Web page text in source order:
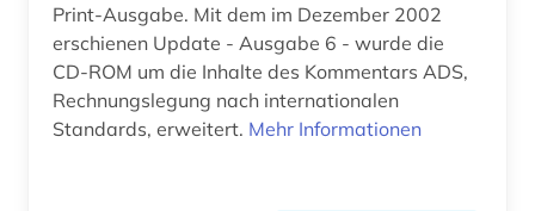
bundesregierung (1)
bundesrepublik deutschland (1)
bundesrichtergesetz (1)
Print-Ausgabe. Mit dem im Dezember 2002
erschienen Update - Ausgabe 6 - wurde die
CD-ROM um die Inhalte des Kommentars ADS,
Rechnungslegung nach internationalen
Standards, erweitert. Mehr Informationen